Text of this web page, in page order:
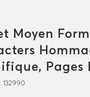
Moyen
Pages
132990